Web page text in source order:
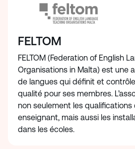
FELTOM
FELTOM (Federation of English
Organisations in Malta) est une
de langues qui définit et
qualité pour ses membres.
non seulement les qualifications
enseignant, mais aussi les
dans les écoles.